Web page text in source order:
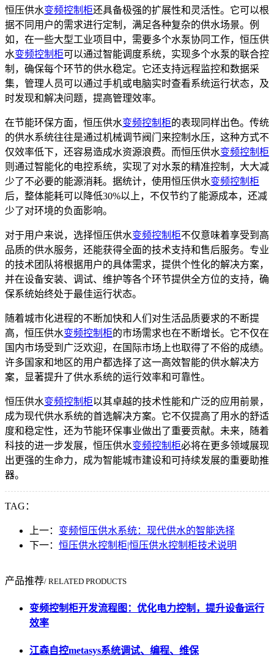
恒压供水变频控制柜还具备极强的扩展性和灵活性。它可以根
据不同用户的需求进行定制，满足各种复杂的供水场景。例
如，在一些大型工业项目中，需要多个水泵协同工作，恒压供
水变频控制柜可以通过智能调度系统，实现多个水泵的联合控
制，确保每个环节的供水稳定。它还支持远程监控和数据采
集，管理人员可以通过手机或电脑实时查看系统运行状态，及
时发现和解决问题，提高管理效率。
在节能环保方面，恒压供水变频控制柜的表现同样出色。传统
的供水系统往往是通过机械调节阀门来控制水压，这种方式不
仅效率低下，还容易造成水资源浪费。而恒压供水变频控制柜
则通过智能化的电控系统，实现了对水泵的精准控制，大大减
少了不必要的能源消耗。据统计，使用恒压供水变频控制柜
后，整体能耗可以降低30%以上，不仅节约了能源成本，还减
少了对环境的负面影响。
对于用户来说，选择恒压供水变频控制柜不仅意味着享受到高
品质的供水服务，还能获得全面的技术支持和售后服务。专业
的技术团队将根据用户的具体需求，提供个性化的解决方案，
并在设备安装、调试、维护等各个环节提供全方位的支持，确
保系统始终处于最佳运行状态。
随着城市化进程的不断加快和人们对生活品质要求的不断提
高，恒压供水变频控制柜的市场需求也在不断增长。它不仅在
国内市场受到广泛欢迎，在国际市场上也取得了不俗的成绩。
许多国家和地区的用户都选择了这一高效智能的供水解决方
案，显著提升了供水系统的运行效率和可靠性。
恒压供水变频控制柜以其卓越的技术性能和广泛的应用前景，
成为现代供水系统的首选解决方案。它不仅提高了用水的舒适
度和稳定性，还为节能环保事业做出了重要贡献。未来，随着
科技的进一步发展，恒压供水变频控制柜必将在更多领域展现
出更强的生命力，成为智能城市建设和可持续发展的重要助推
器。
TAG：
上一： 变频恒压供水系统：现代供水的智能选择
下一： 恒压供水控制柜|恒压供水控制柜技术说明
产品推荐/ RELATED PRODUCTS
变频控制柜开发流程图：优化电力控制，提升设备运行
效率
江森自控metasys系统调试、编程、维保